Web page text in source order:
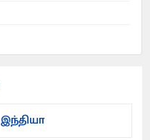
இந்தியா